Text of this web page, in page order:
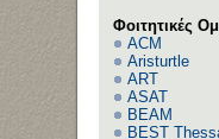
Φοιτητικές
ACM
Aristurtle
ART
ASAT
BEAM
BEST